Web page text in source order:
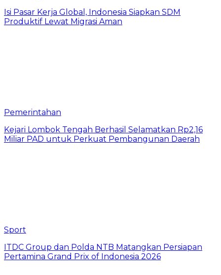
​Isi Pasar Kerja Global, Indonesia Siapkan SDM
Produktif Lewat Migrasi Aman
Pemerintahan
Kejari Lombok Tengah Berhasil Selamatkan Rp2,16
Miliar PAD untuk Perkuat Pembangunan Daerah
Sport
ITDC Group dan Polda NTB Matangkan Persiapan
Pertamina Grand Prix of Indonesia 2026